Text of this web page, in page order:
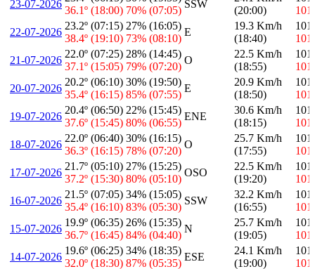
23-07-2026
36.1º (18:00) 70% (07:05)
SSW
(20:00)
22-07-2026
23.2º (07:15)
38.4º (19:10)
27% (16:05)
73% (08:10)
E
19.3 Km/h
(18:40)
21-07-2026
22.0º (07:25)
37.1º (15:05)
28% (14:45)
79% (07:20)
O
22.5 Km/h
(18:55)
20-07-2026
20.2º (06:10)
35.4º (16:15)
30% (19:50)
85% (07:55)
E
20.9 Km/h
(18:50)
19-07-2026
20.4º (06:50)
37.6º (15:45)
22% (15:45)
80% (06:55)
ENE
30.6 Km/h
(18:15)
18-07-2026
22.0º (06:40)
36.3º (16:15)
30% (16:15)
78% (07:20)
O
25.7 Km/h
(17:55)
17-07-2026
21.7º (05:10)
37.2º (15:30)
27% (15:25)
80% (05:10)
OSO
22.5 Km/h
(19:20)
16-07-2026
21.5º (07:05)
35.4º (16:10)
34% (15:05)
83% (05:30)
SSW
32.2 Km/h
(16:55)
15-07-2026
19.9º (06:35)
36.7º (16:45)
26% (15:35)
84% (04:40)
N
25.7 Km/h
(19:05)
14-07-2026
19.6º (06:25)
32.0º (18:30)
34% (18:35)
87% (05:35)
ESE
24.1 Km/h
(19:00)